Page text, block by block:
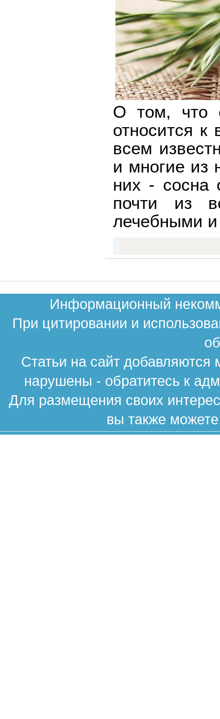
О том, что
относится
всем
и многие из
них - сосна
почти из
лечебными
Информационный
При цитировании и
Статьи на сайт
нарушены - обратитесь к
Для размещения своих
вы также